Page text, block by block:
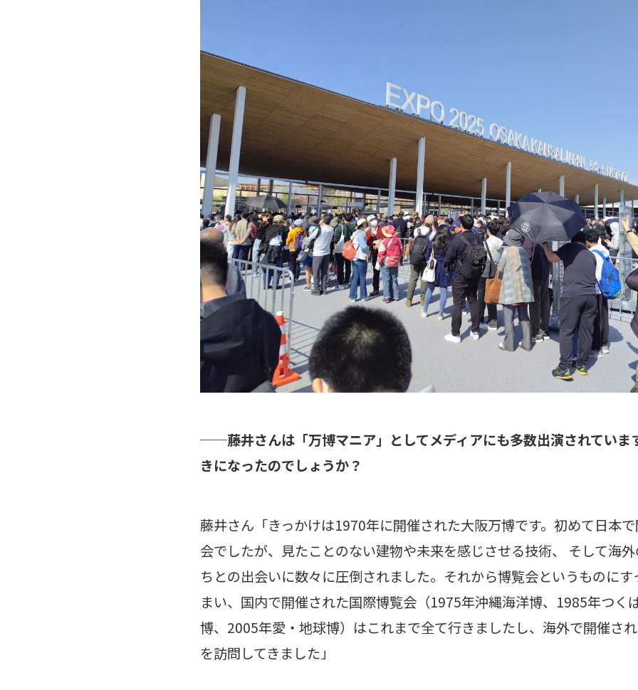
──藤井さんは「万博マニア」としてメディアにも多数出演されていま
きになったのでしょうか？
藤井さん「きっかけは1970年に開催された大阪万博です。初めて日本
会でしたが、見たことのない建物や未来を感じさせる技術、 そして海
ちとの出会いに数々に圧倒されました。それから博覧会というものに
まい、国内で開催された国際博覧会（1975年沖縄海洋博、1985年つく
博、2005年愛・地球博）はこれまで全て行きましたし、海外で開催さ
を訪問してきました」